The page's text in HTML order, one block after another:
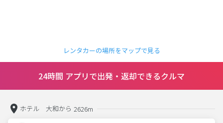
レンタカーの場所をマップで見る
24時間 アプリで出発・返却できるクルマ
ホテル 大和から 2626m